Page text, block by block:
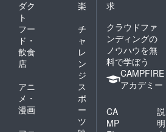
ダク
ト
楽
フー
ド・
飲食
店
チ
ャ
レ
ン
ジ
アニ
メ・
漫画
ス
ポ
ー
ツ
求
クラウドファ
ンディングの
ノウハウを無
料で学ぼう
CAMPFIRE
アカデミー
CA
MP
説
明